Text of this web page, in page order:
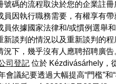
號碼的流程取決於您的企業註
員因執行職務需要，有權享有
員依據國家法律和/或慣例選舉
新談判的情況以及重新談判的
況下，幾乎沒有人應聘招聘廣
司登記 位於 Kézdivásárhely，
會議紀要透過大幅提高“門檻”